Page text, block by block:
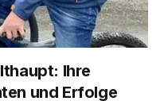
Ihre
und Erfolge